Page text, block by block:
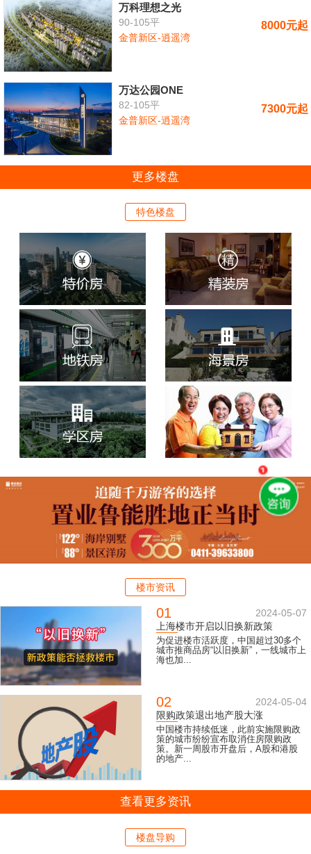
万科理想之光
90-105平
金普新区-逍遥湾
8000元起
万达公园ONE
82-105平
金普新区-逍遥湾
7300元起
更多楼盘
特色楼盘
楼市资讯
01
2024-05-07
上海楼市开启以旧换新政策
为促进楼市活跃度，中国超过30多个
城市推商品房“以旧换新”，一线城市上
海也加...
02
2024-05-04
限购政策退出地产股大涨
中国楼市持续低迷，此前实施限购政
策的城市纷纷宣布取消住房限购政
策。新一周股市开盘后，A股和港股
的地产...
查看更多资讯
楼盘导购